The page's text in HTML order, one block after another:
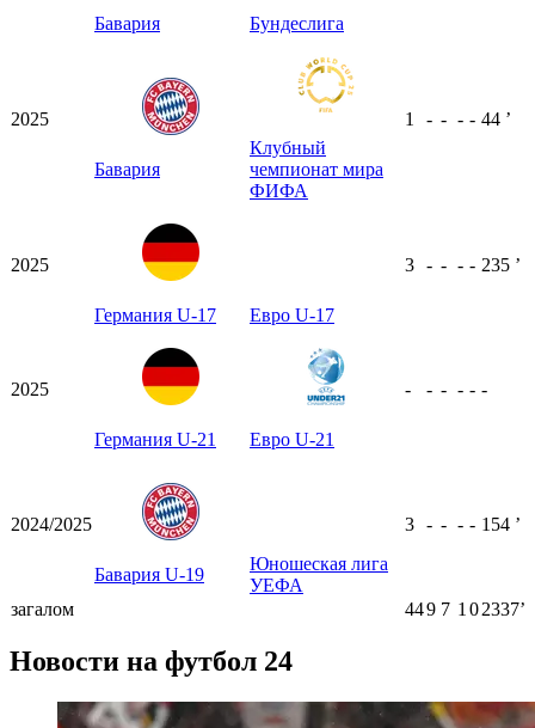
Бавария Бундеслига
2025
Бавария
Клубный
чемпионат мира
ФИФА
1 - - - - 44 ʼ
2025
Германия U-17 Евро U-17
3 - - - - 235 ʼ
2025
Германия U-21 Евро U-21
- - - - - -
2024/2025
Бавария U-19
Юношеская лига
УЕФА
3 - - - - 154 ʼ
загалом 449 7 1 02337ʼ
Новости на футбол 24